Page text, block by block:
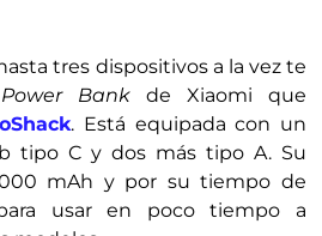
tres dispositivos a la vez te
Power Bank de Xiaomi que
. Está equipada con un
tipo C y dos más tipo A. Su
mAh y por su tiempo de
usar en poco tiempo a